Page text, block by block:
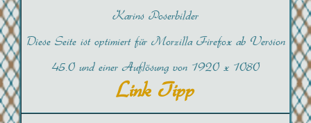
Karins Poserbilder
Diese Seite ist optimiert für Morzilla Firefox ab Version
45.0 und einer Auflösung von 1920 x 1080
Link Tipp